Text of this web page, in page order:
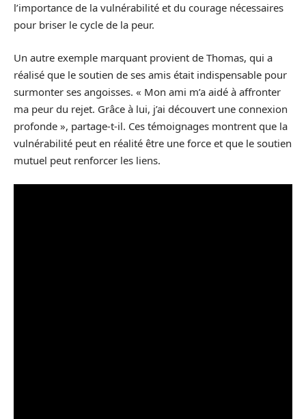
l’importance de la vulnérabilité et du courage nécessaires
pour briser le cycle de la peur.
Un autre exemple marquant provient de Thomas, qui a
réalisé que le soutien de ses amis était indispensable pour
surmonter ses angoisses. « Mon ami m’a aidé à affronter
ma peur du rejet. Grâce à lui, j’ai découvert une connexion
profonde », partage-t-il. Ces témoignages montrent que la
vulnérabilité peut en réalité être une force et que le soutien
mutuel peut renforcer les liens.